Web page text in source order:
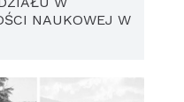
NAUKOWEJ W